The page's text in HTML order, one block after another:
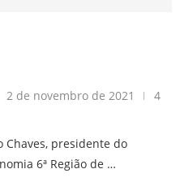
2 de novembro de 2021
4
presidente do
6ª Região de …